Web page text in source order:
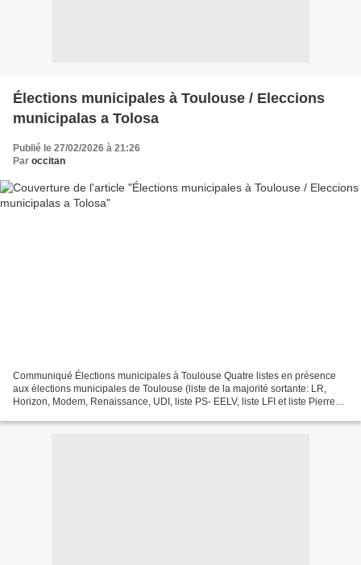
Élections municipales à Toulouse / Eleccions
municipalas a Tolosa
Publié le 27/02/2026 à 21:26
Par occitan
Communiqué Élections municipales à Toulouse Quatre listes en présence
aux élections municipales de Toulouse (liste de la majorité sortante: LR,
Horizon, Modem, Renaissance, UDI, liste PS- EELV, liste LFI et liste Pierre